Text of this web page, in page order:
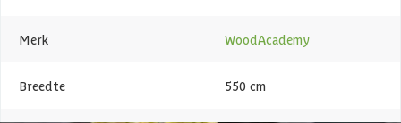
Merk WoodAcademy
Breedte 550 cm